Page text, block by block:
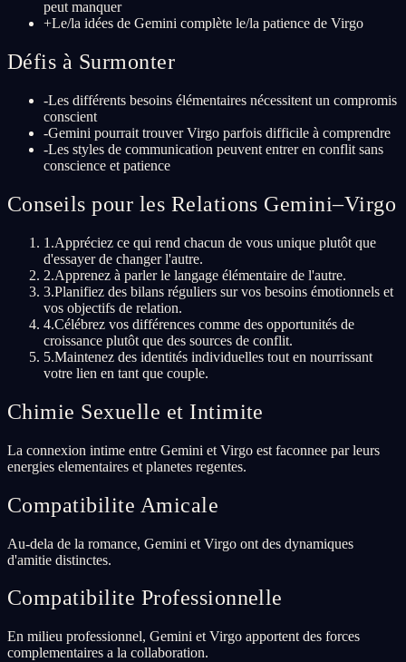
peut manquer
+Le/la idées de Gemini complète le/la patience de Virgo
Défis à Surmonter
-Les différents besoins élémentaires nécessitent un compromis
conscient
-Gemini pourrait trouver Virgo parfois difficile à comprendre
-Les styles de communication peuvent entrer en conflit sans
conscience et patience
Conseils pour les Relations Gemini–Virgo
1 .Appréciez ce qui rend chacun de vous unique plutôt que
d'essayer de changer l'autre.
2.Apprenez à parler le langage élémentaire de l'autre.
3.Planifiez des bilans réguliers sur vos besoins émotionnels et
vos objectifs de relation.
4.Célébrez vos différences comme des opportunités de
croissance plutôt que des sources de conflit.
5.Maintenez des identités individuelles tout en nourrissant
votre lien en tant que couple.
Chimie Sexuelle et Intimite
La connexion intime entre Gemini et Virgo est faconnee par leurs
energies elementaires et planetes regentes.
Compatibilite Amicale
Au-dela de la romance, Gemini et Virgo ont des dynamiques
d'amitie distinctes.
Compatibilite Professionnelle
En milieu professionnel, Gemini et Virgo apportent des forces
complementaires a la collaboration.